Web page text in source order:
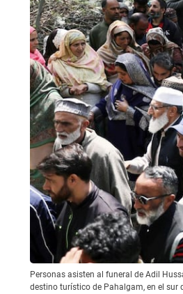
Personas asisten al funeral de Adil
destino turístico de Pahalgam, en el sur